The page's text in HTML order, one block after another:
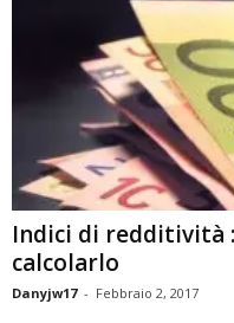
Indici di redditività :
calcolarlo
Danyjw17 - Febbraio 2, 2017